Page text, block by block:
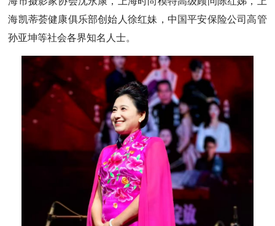
海凯蒂荟健康俱乐部创始人徐红妹，中国平安保险公司高管
孙亚坤等社会各界知名人士。